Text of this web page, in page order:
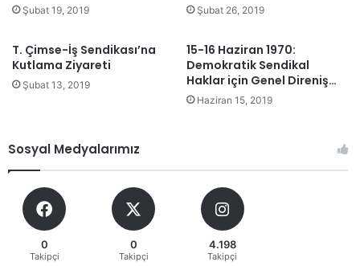
Şubat 19, 2019 Şubat 26, 2019
T. Çimse-İş Sendikası’na
Kutlama Ziyareti
Şubat 13, 2019
15-16 Haziran 1970:
Demokratik Sendikal
Haklar için Genel Direniş…
Haziran 15, 2019
Sosyal Medyalarımız
0
Takipçi
0
Takipçi
4.198
Takipçi